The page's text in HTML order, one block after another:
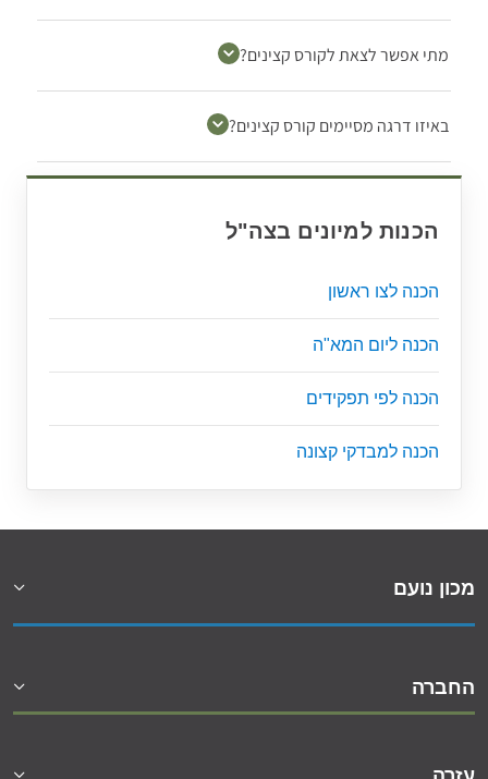
מתי אפשר לצאת לקורס קצינים?
באיזו דרגה מסיימים קורס קצינים?
הכנות למיונים בצה"ל
הכנה לצו ראשון
הכנה ליום המא"ה
הכנה לפי תפקידים
הכנה למבדקי קצונה
מכון נועם
החברה